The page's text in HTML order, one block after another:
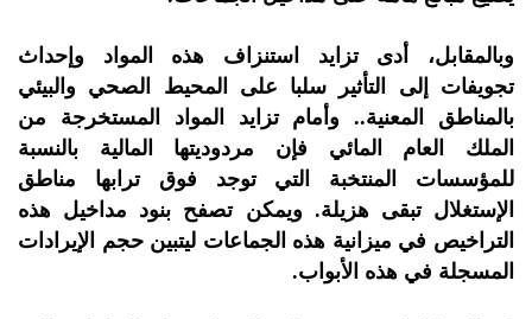
وبالمقابل، أدى تزايد استنزاف هذه المواد وإحداث
تجويفات إلى التأثير سلبا على المحيط الصحي والبيئي
بالمناطق المعنية.. وأمام تزايد المواد المستخرجة من
الملك العام المائي فإن مردوديتها المالية بالنسبة
للمؤسسات المنتخبة التي توجد فوق ترابها مناطق
الإستغلال تبقى هزيلة. ويمكن تصفح بنود مداخيل هذه
التراخيص في ميزانية هذه الجماعات ليتبين حجم الإيرادات
المسجلة في هذه الأبواب.